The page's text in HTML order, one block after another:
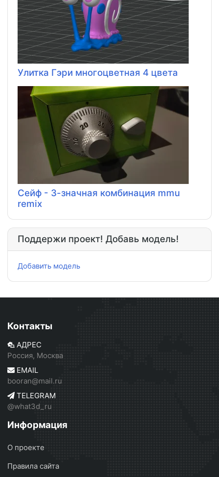
Улитка Гэри многоцветная 4 цвета
Сейф - 3-значная комбинация mmu
remix
Поддержи проект! Добавь модель!
Добавить модель
Контакты
АДРЕС
Россия, Москва
EMAIL
booran@mail.ru
TELEGRAM
@what3d_ru
Информация
О проекте
Правила сайта